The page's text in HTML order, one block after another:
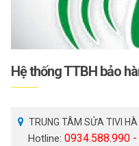
Hệ thống TTBH bảo
TRUNG TÂM SỬA TIVI HÀ
Hotline: 0934.588.990